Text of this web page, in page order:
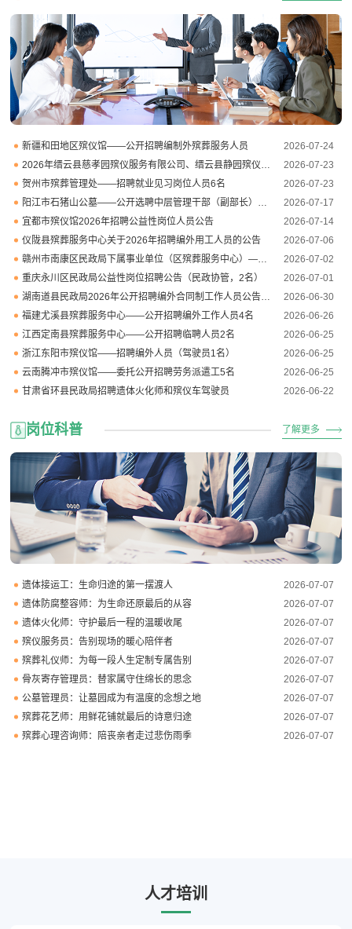
新疆和田地区殡仪馆——公开招聘编制外殡葬服务人员
2026-07-24
2026年缙云县慈孝园殡仪服务有限公司、缙云县静园殡仪服务有限公司招聘工作人员公告
2026-07-23
贺州市殡葬管理处——招聘就业见习岗位人员6名
2026-07-23
阳江市石猪山公墓——公开选聘中层管理干部（副部长）4名
2026-07-17
宜都市殡仪馆2026年招聘公益性岗位人员公告
2026-07-14
仪陇县殡葬服务中心关于2026年招聘编外用工人员的公告
2026-07-06
赣州市南康区民政局下属事业单位（区殡葬服务中心）——公开招聘编外聘用人员
2026-07-02
重庆永川区民政局公益性岗位招聘公告（民政协管，2名）
2026-07-01
湖南道县民政局2026年公开招聘编外合同制工作人员公告（殡仪馆岗位）
2026-06-30
福建尤溪县殡葬服务中心——公开招聘编外工作人员4名
2026-06-26
江西定南县殡葬服务中心——公开招聘临聘人员2名
2026-06-25
浙江东阳市殡仪馆——招聘编外人员（驾驶员1名）
2026-06-25
云南腾冲市殡仪馆——委托公开招聘劳务派遣工5名
2026-06-25
甘肃省环县民政局招聘遗体火化师和殡仪车驾驶员
2026-06-22
岗位科普 了解更多
遗体接运工：生命归途的第一摆渡人
2026-07-07
遗体防腐整容师：为生命还原最后的从容
2026-07-07
遗体火化师：守护最后一程的温暖收尾
2026-07-07
殡仪服务员：告别现场的暖心陪伴者
2026-07-07
殡葬礼仪师：为每一段人生定制专属告别
2026-07-07
骨灰寄存管理员：替家属守住绵长的思念
2026-07-07
公墓管理员：让墓园成为有温度的念想之地
2026-07-07
殡葬花艺师：用鲜花铺就最后的诗意归途
2026-07-07
殡葬心理咨询师：陪丧亲者走过悲伤雨季
2026-07-07
人才培训